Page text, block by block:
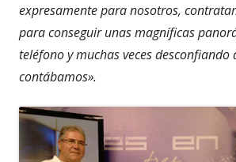
expresamente para nosotros,
para conseguir unas magníficas
teléfono y muchas veces desconfiando
contábamos».